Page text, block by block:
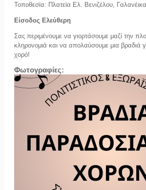
Τοποθεσία: Πλατεία Ελ. Βενιζέλου, Γαλανέικα
Είσοδος Ελεύθερη
Σας περιμένουμε να γιορτάσουμε μαζί την
κληρονομιά και να απολαύσουμε μια βραδιά
χορό!
Φωτογραφίες: